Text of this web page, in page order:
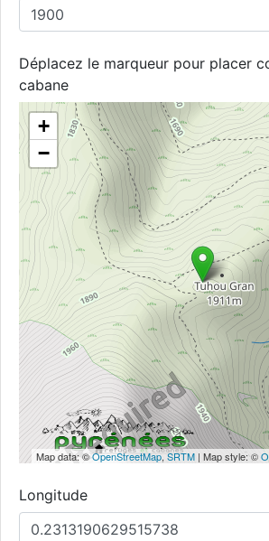
Déplacez le marqueur pour placer
cabane
+
−
Map data: ©OpenStreetMap,SRTM | Map style: ©
Longitude